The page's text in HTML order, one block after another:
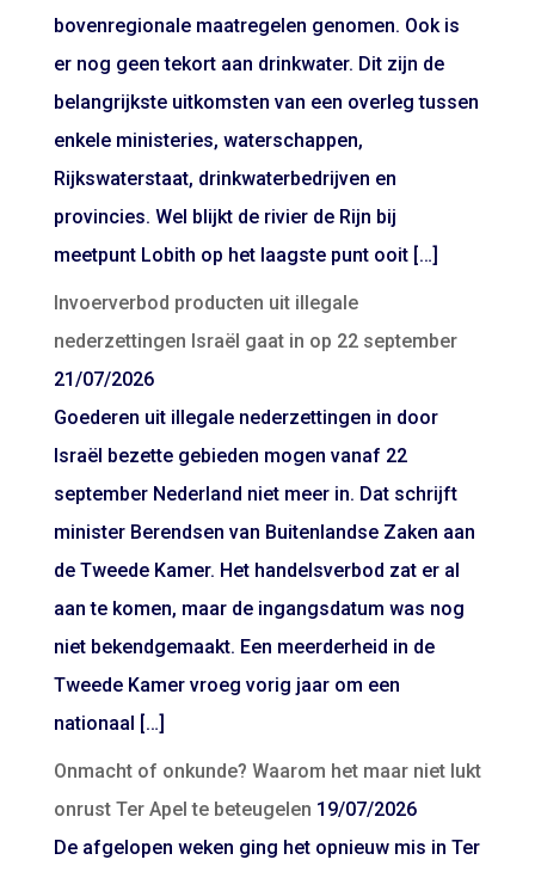
bovenregionale maatregelen genomen. Ook is
er nog geen tekort aan drinkwater. Dit zijn de
belangrijkste uitkomsten van een overleg tussen
enkele ministeries, waterschappen,
Rijkswaterstaat, drinkwaterbedrijven en
provincies. Wel blijkt de rivier de Rijn bij
meetpunt Lobith op het laagste punt ooit […]
Invoerverbod producten uit illegale
nederzettingen Israël gaat in op 22 september
21/07/2026
Goederen uit illegale nederzettingen in door
Israël bezette gebieden mogen vanaf 22
september Nederland niet meer in. Dat schrijft
minister Berendsen van Buitenlandse Zaken aan
de Tweede Kamer. Het handelsverbod zat er al
aan te komen, maar de ingangsdatum was nog
niet bekendgemaakt. Een meerderheid in de
Tweede Kamer vroeg vorig jaar om een
nationaal […]
Onmacht of onkunde? Waarom het maar niet lukt
onrust Ter Apel te beteugelen 19/07/2026
De afgelopen weken ging het opnieuw mis in Ter